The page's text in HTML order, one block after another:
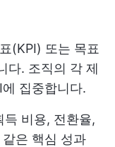
(KPI) 또는 목표
다. 조직의 각 제
집중합니다.
득 비용, 전환율,
은 핵심 성과